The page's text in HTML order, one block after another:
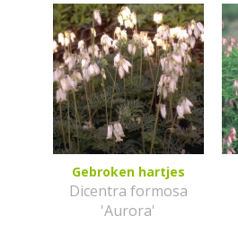
Gebroken hartjes
Dicentra formosa
'Aurora'